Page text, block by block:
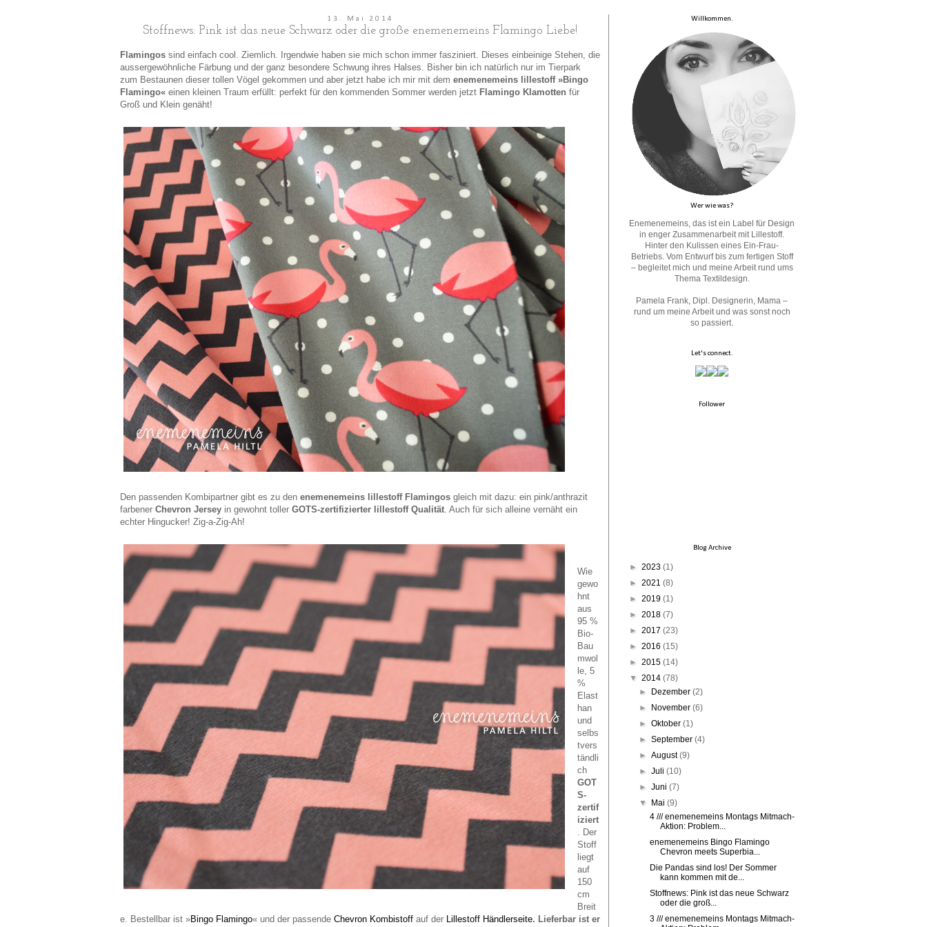
13. Mai 2014
Stoffnews: Pink ist das neue Schwarz oder die große enemenemeins Flamingo Liebe!
Flamingos sind einfach cool. Ziemlich. Irgendwie haben sie mich schon immer fasziniert. Dieses einbeinige Stehen, die
aussergewöhnliche Färbung und der ganz besondere Schwung ihres Halses. Bisher bin ich natürlich nur im Tierpark
zum Bestaunen dieser tollen Vögel gekommen und aber jetzt habe ich mir mit dem enemenemeins lillestoff »Bingo
Flamingo« einen kleinen Traum erfüllt: perfekt für den kommenden Sommer werden jetzt Flamingo Klamotten für
Groß und Klein genäht!
Den passenden Kombipartner gibt es zu den enemenemeins lillestoff Flamingos gleich mit dazu: ein pink/anthrazit
farbener Chevron Jersey in gewohnt toller GOTS-zertifizierter lillestoff Qualität . Auch für sich alleine vernäht ein
echter Hingucker! Zig-a-Zig-Ah!
Wie
gewo
hnt
aus
95 %
Bio-
Bau
mwol
le, 5
%
Elast
han
und
selbs
tvers
tändli
ch
GOT
S-
zertif
iziert
. Der
Stoff
liegt
auf
150
cm
Breit
e. Bestellbar ist »Bingo Flamingo« und der passende Chevron Kombistoff auf der Lillestoff Händlerseite. Lieferbar ist er
Willkommen.
Wer wie was?
Enemenemeins, das ist ein Label für Design
in enger Zusammenarbeit mit Lillestoff.
Hinter den Kulissen eines Ein-Frau-
Betriebs. Vom Entwurf bis zum fertigen Stoff
– begleitet mich und meine Arbeit rund ums
Thema Textildesign.
Pamela Frank, Dipl. Designerin, Mama –
rund um meine Arbeit und was sonst noch
so passiert.
Let's connect.
Follower
Blog Archive
► 2023 (1)
► 2021 (8)
► 2019 (1)
► 2018 (7)
► 2017 (23)
► 2016 (15)
► 2015 (14)
▼ 2014 (78)
►
Dezember (2)
►
November (6)
►Oktober (1)
►September (4)
►August (9)
►Juli (10)
►Juni (7)
▼
Mai (9)
4 /// enemenemeins Montags Mitmach-
Aktion: Problem...
enemenemeins Bingo Flamingo
Chevron meets Superbia...
Die Pandas sind los! Der Sommer
kann kommen mit de...
Stoffnews: Pink ist das neue Schwarz
oder die groß...
3 /// enemenemeins Montags Mitmach-